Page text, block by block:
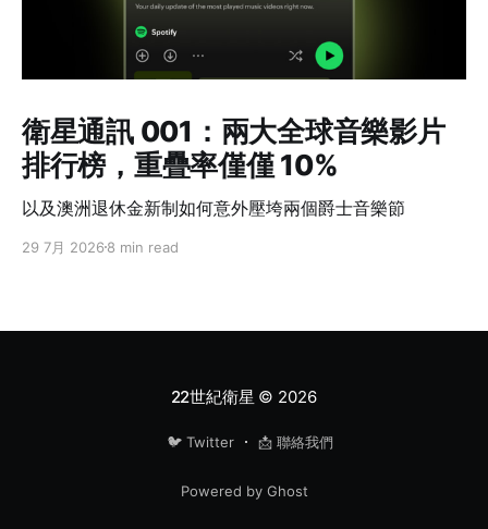
衛星通訊 001：兩大全球音樂影片
排行榜，重疊率僅僅 10%
以及澳洲退休金新制如何意外壓垮兩個爵士音樂節
29 7月 2026 8 min read
22世紀衛星 © 2026
🐦 Twitter 📩 聯絡我們
Powered by Ghost